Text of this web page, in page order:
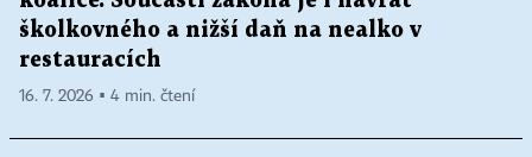
školkovného a nižší daň na nealko v
restauracích
16. 7. 2026 ▪ 4 min. čtení